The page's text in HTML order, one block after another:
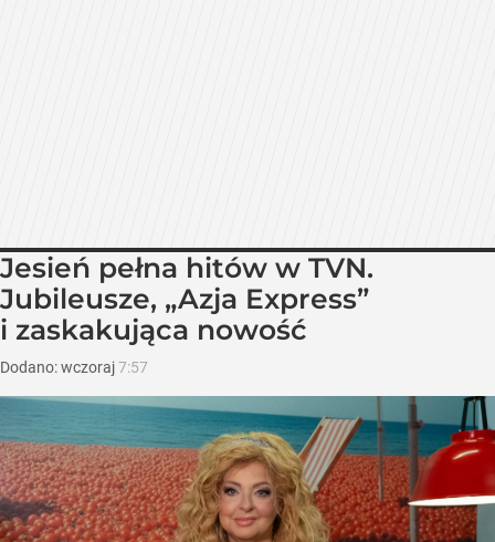
Jesień pełna hitów w TVN.
Jubileusze, „Azja Express”
i zaskakująca nowość
Dodano:wczoraj7:57